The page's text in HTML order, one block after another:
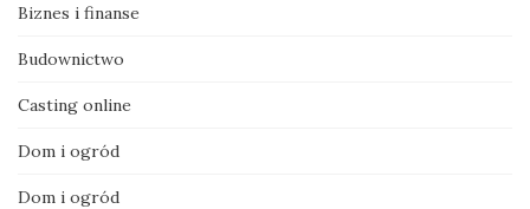
Biznes i finanse
Budownictwo
Casting online
Dom i ogród
Dom i ogród